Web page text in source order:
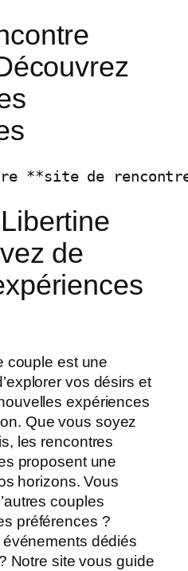
de
couple est une
vos désirs et
expériences
Que vous soyez
les rencontres
proposent une
horizons. Vous
couples
préférences ?
dédiés
Notre site vous guide